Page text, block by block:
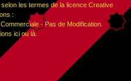
les termes de la licence Creative
:
- Pas de Modification.
iciou là.